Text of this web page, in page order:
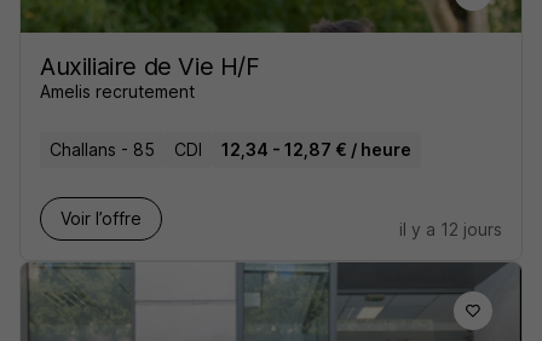
Auxiliaire de Vie H/F
Amelis recrutement
Challans - 85 CDI 12,34 - 12,87 € / heure
Voir l’offre
il y a 12 jours